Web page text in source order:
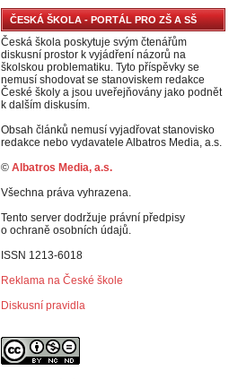
ČESKÁ ŠKOLA - PORTÁL PRO ZŠ A SŠ
Česká škola poskytuje svým čtenářům
diskusní prostor k vyjádření názorů na
školskou problematiku. Tyto příspěvky se
nemusí shodovat se stanoviskem redakce
České školy a jsou uveřejňovány jako podnět
k dalším diskusím.
Obsah článků nemusí vyjadřovat stanovisko
redakce nebo vydavatele Albatros Media, a.s.
© Albatros Media, a.s.
Všechna práva vyhrazena.
Tento server dodržuje právní předpisy
o ochraně osobních údajů.
ISSN 1213-6018
Reklama na České škole
Diskusní pravidla